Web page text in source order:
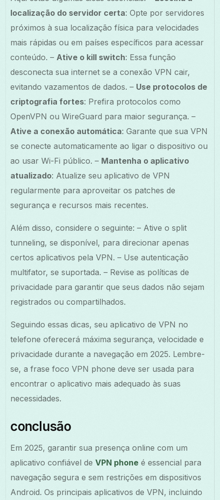
localização do servidor certa: Opte por servidores
próximos à sua localização física para velocidades
mais rápidas ou em países específicos para acessar
conteúdo. –Ative o kill switch: Essa função
desconecta sua internet se a conexão VPN cair,
evitando vazamentos de dados. – Use protocolos de
criptografia fortes: Prefira protocolos como
OpenVPN ou WireGuard para maior segurança. –
Ative a conexão automática: Garante que sua VPN
se conecte automaticamente ao ligar o dispositivo ou
ao usar Wi-Fi público. – Mantenha o aplicativo
atualizado: Atualize seu aplicativo de VPN
regularmente para aproveitar os patches de
segurança e recursos mais recentes.
Além disso, considere o seguinte: – Ative o split
tunneling, se disponível, para direcionar apenas
certos aplicativos pela VPN. – Use autenticação
multifator, se suportada. – Revise as políticas de
privacidade para garantir que seus dados não sejam
registrados ou compartilhados.
Seguindo essas dicas, seu aplicativo de VPN no
telefone oferecerá máxima segurança, velocidade e
privacidade durante a navegação em 2025. Lembre-
se, a frase foco VPN phone deve ser usada para
encontrar o aplicativo mais adequado às suas
necessidades.
conclusão
Em 2025, garantir sua presença online com um
aplicativo confiável deVPN phone é essencial para
navegação segura e sem restrições em dispositivos
Android. Os principais aplicativos de VPN, incluindo